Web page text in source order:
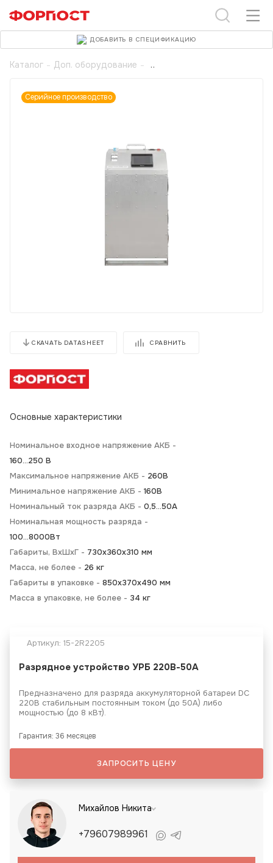
Каталог - Доп. оборудование -
Серийное производство
СКАЧАТЬ DATASHEET СРАВНИТЬ
Основные характеристики
Номинальное входное напряжение АКБ -
160...250 В
Максимальное напряжение АКБ - 260В
Минимальное напряжение АКБ - 160В
Номинальный ток разряда АКБ - 0,5...50А
Номинальная мощность разряда -
100...8000Вт
Габариты, ВхШхГ - 730х360х310 мм
Масса, не более - 26 кг
Габариты в упаковке - 850х370х490 мм
Масса в упаковке, не более - 34 кг
Артикул: 15-2R2205
Разрядное устройство УРБ 220В-50А
Предназначено для разряда аккумуляторной батареи DC
220В стабильным постоянным током (до 50А) либо
мощностью (до 8 кВт).
Гарантия: 36 месяцев
ДОБАВИТЬ В СПЕЦИФИКАЦИЮ
ЗАПРОСИТЬ ЦЕНУ
Михайлов Никита
+79607989961